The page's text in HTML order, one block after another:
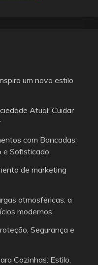
um novo estilo
Atual: Cuidar
com Bancadas:
e Sofisticado
de marketing
atmosféricas: a
modernos
Segurança e
Cozinhas: Estilo,